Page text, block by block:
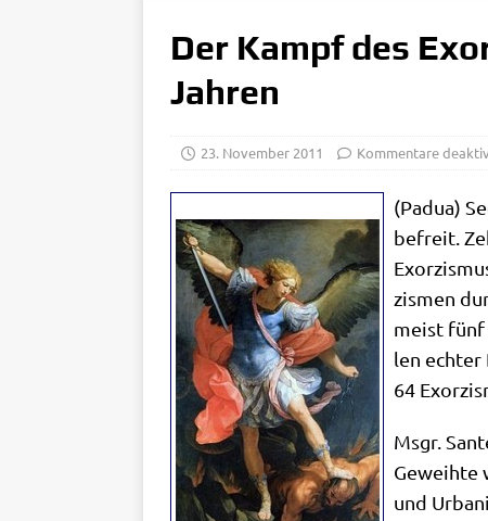
Der Kampf des
Jahren
23. November 2011 Kommentare
(Padua)
befreit.
zis­men
meist fünf
len ech­ter
64
Msgr.
Geweih­te
und